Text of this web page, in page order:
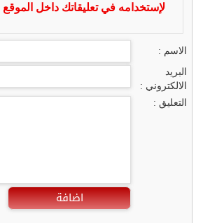
لإستخدامه في تعليقاتك داخل الموقع
الاسم :
البريد
الالكتروني :
التعليق :
اضافة